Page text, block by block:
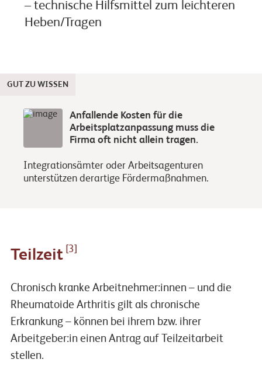
– technische Hilfsmittel zum leichteren
Heben/Tragen
GUT ZU WISSEN
Anfallende Kosten für die
Arbeitsplatzanpassung muss die
Firma oft nicht allein tragen.
Integrationsämter oder Arbeitsagenturen
unterstützen derartige Fördermaßnahmen.
Teilzeit [3]
Chronisch kranke Arbeitnehmer:innen – und die
Rheumatoide Arthritis gilt als chronische
Erkrankung – können bei ihrem bzw. ihrer
Arbeitgeber:in einen Antrag auf Teilzeitarbeit
stellen.